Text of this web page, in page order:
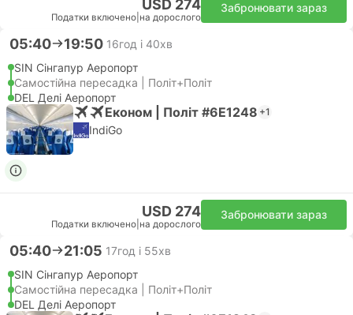
USD 274
Податки включено на дорослого
Забронювати зараз
05:40 19:50 16год і 40хв
SIN Сінгапур Аеропорт
Самостійна пересадка | Політ+Політ
DEL Делі Аеропорт
Економ | Політ #6E1248 +1
IndiGo
USD 274
Податки включено на дорослого
Забронювати зараз
05:40 21:05 17год і 55хв
SIN Сінгапур Аеропорт
Самостійна пересадка | Політ+Політ
DEL Делі Аеропорт